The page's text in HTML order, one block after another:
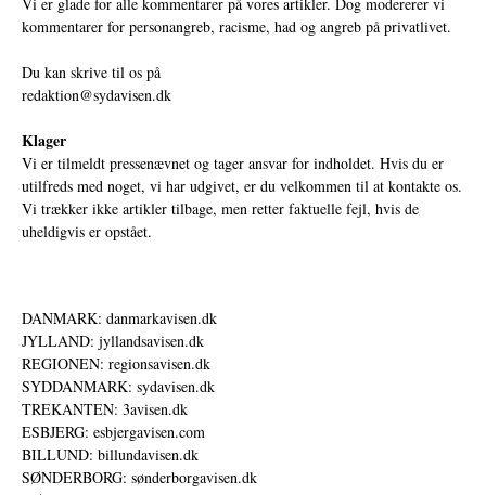
kommentarer for personangreb, racisme, had og angreb på privatlivet.
Du kan skrive til os på
redaktion@sydavisen.dk
Klager
Vi er tilmeldt pressenævnet og tager ansvar for indholdet. Hvis du er
utilfreds med noget, vi har udgivet, er du velkommen til at kontakte os.
Vi trækker ikke artikler tilbage, men retter faktuelle fejl, hvis de
uheldigvis er opstået.
DANMARK: danmarkavisen.dk
JYLLAND: jyllandsavisen.dk
REGIONEN: regionsavisen.dk
SYDDANMARK: sydavisen.dk
TREKANTEN: 3avisen.dk
ESBJERG: esbjergavisen.com
BILLUND: billundavisen.dk
SØNDERBORG: sønderborgavisen.dk